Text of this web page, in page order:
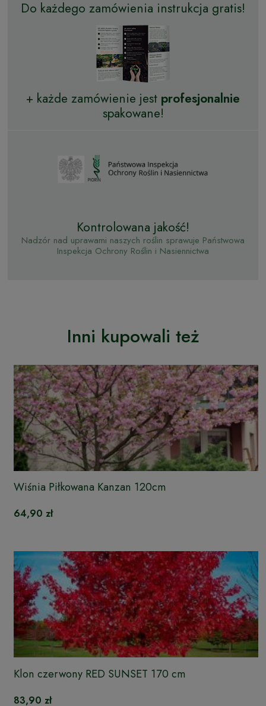
Do każdego zamówienia instrukcja gratis!
+ każde zamówienie jest profesjonalnie
spakowane!
Kontrolowana jakość!
Nadzór nad uprawami naszych roślin sprawuje Państwowa
Inspekcja Ochrony Roślin i Nasiennictwa
Inni kupowali też
Wiśnia Piłkowana Kanzan 120cm
64,90 zł
Klon czerwony RED SUNSET 170 cm
83,90 zł